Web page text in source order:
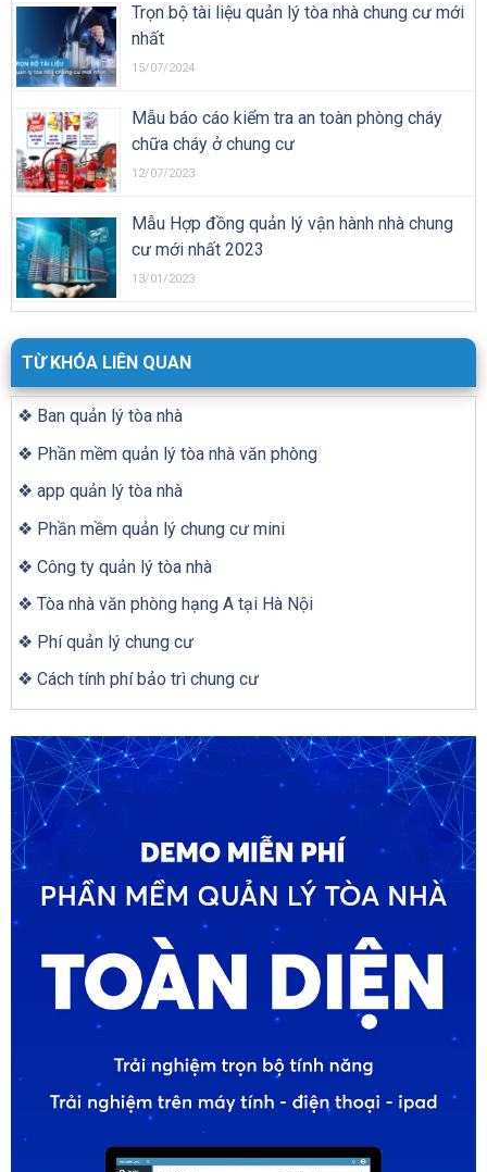
cư mới nhất 2023
13/01/2023
TỪ KHÓA LIÊN QUAN
❖ Ban quản lý tòa nhà
❖ Phần mềm quản lý tòa nhà văn phòng
❖ app quản lý tòa nhà
❖ Phần mềm quản lý chung cư mini
❖ Tòa nhà văn phòng hạng A tại Hà Nội
❖ Phí quản lý chung cư